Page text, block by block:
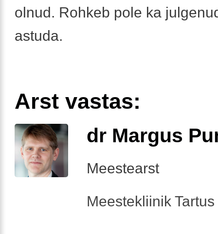
olnud. Rohkeb pole ka
astuda.
Arst vastas:
dr Margus
Meestearst
Meestekliinik